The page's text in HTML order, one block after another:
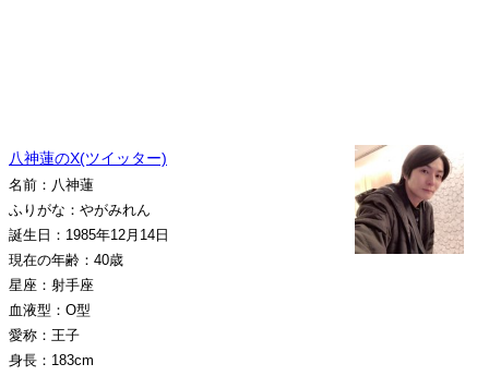
八神蓮のX(ツイッター)
名前：八神蓮
ふりがな：やがみれん
誕生日：1985年12月14日
現在の年齢：40歳
星座：射手座
血液型：O型
愛称：王子
身長：183cm